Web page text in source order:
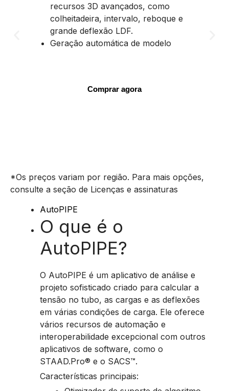
recursos 3D avançados, como
colheitadeira, intervalo, reboque e
grande deflexão LDF.
Geração automática de modelo
Comprar agora
*Os preços variam por região. Para mais opções,
consulte a seção de Licenças e assinaturas
AutoPIPE
O que é o
AutoPIPE?
O AutoPIPE é um aplicativo de análise e
projeto sofisticado criado para calcular a
tensão no tubo, as cargas e as deflexões
em várias condições de carga. Ele oferece
vários recursos de automação e
interoperabilidade excepcional com outros
aplicativos de software, como o
STAAD.Pro® e o SACS™.
Características principais: